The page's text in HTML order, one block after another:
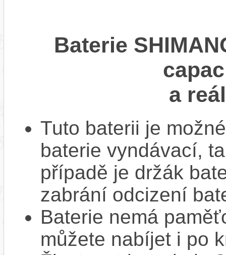
Baterie
a
Tuto baterii je
baterie vyndávací,
případě je držák
zabrání odcizení
Baterie nemá
můžete nabíjet i po